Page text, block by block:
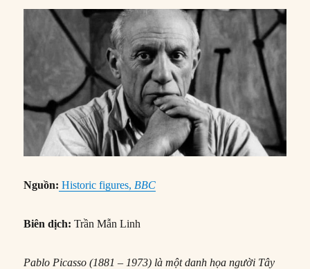
Nguồn: Historic figures, BBC
Biên dịch: Trần Mẫn Linh
Pablo Picasso (1881 – 1973) là một danh họa người Tây